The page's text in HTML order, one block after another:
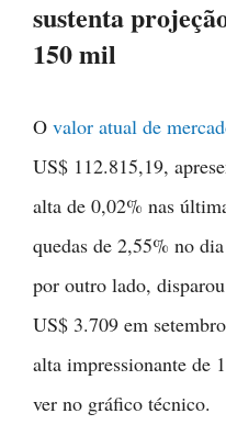
sustenta
150 mil
O valor atual de
US$ 112.815,19,
alta de 0,02% nas
quedas de 2,55% no
por outro lado,
US$ 3.709 em
alta impressionante de
ver no gráfico técnico.